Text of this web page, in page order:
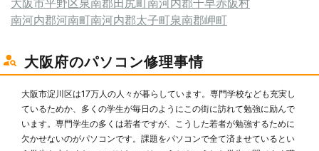
南河内郡河南町南河内郡太子町泉南郡岬町
大阪府のパソコン修理事情
大阪市淀川区は17万人の人々が暮らしています。専門学校なども充実し
ているためか、多くの学生が毎日のようにこの街に訪れて勉強に励んで
います。専門学生の多くは若者ですが、こうした若者が勉強するために
欠かせないのがパソコンです。課題をパソコンで全て済ませているとい